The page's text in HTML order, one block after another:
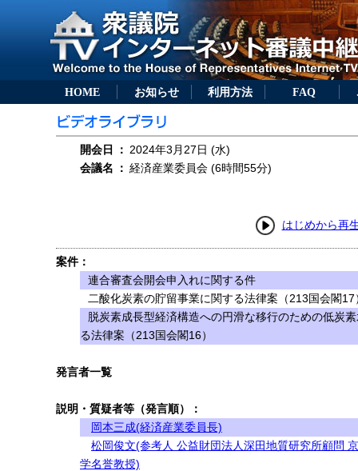
HOME お知らせ 利用方法 FAQ
開会日 ： 2024年3月27日 (水)
会議名
： 経済産業委員会 (6時間55分)
はじめから再
案件：
連合審査会開会申入れに関する件
二酸化炭素の貯留事業に関する法律案（213国会閣17
脱炭素成長型経済構造への円滑な移行のための低炭
る法律案（213国会閣16）
発言者一覧
説明・質疑者等（発言順）：
岡本三成(経済産業委員長)
松岡俊文(参考人 公益財団法人深田地質研究所顧問
学名誉教授)